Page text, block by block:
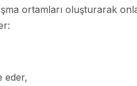
ortamları oluşturarak
eder,